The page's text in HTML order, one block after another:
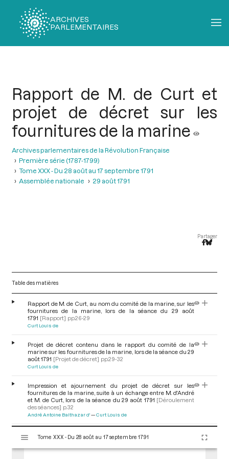
ARCHIVES
PARLEMENTAIRES
Rapport de M. de Curt et
projet de décret sur les
fournitures de la marine
Archives parlementaires de la Révolution Française
Première série (1787-1799)
Tome XXX - Du 28 août au 17 septembre 1791
Assemblée nationale
29 août 1791
Partager
Table des matières
Rapport de M. de Curt, au nom du comité de la marine, sur les
fournitures de la marine, lors de la séance du 29 août
1791 [Rapport] pp.26-29
Curt Louis de
Projet de décret contenu dans le rapport du comité de la
marine sur les fournitures de la marine, lors de la séance du 29
août 1791 [Projet de décret] pp.29-32
Curt Louis de
Impression et ajournement du projet de décret sur les
fournitures de la marine, suite à un échange entre M. d'André
et M. de Curt, lors de la séance du 29 août 1791 [Déroulement
des séances] p.32
André Antoine Balthazar d' Curt Louis de
Don patriotique déposé par M. Salomon, au nom d'un député
anonyme, lors de la séance du 29 août 1791 [Don patriotique et
hommage] p.32
s
Tome XXX - Du 28 août au 17 septembre 1791